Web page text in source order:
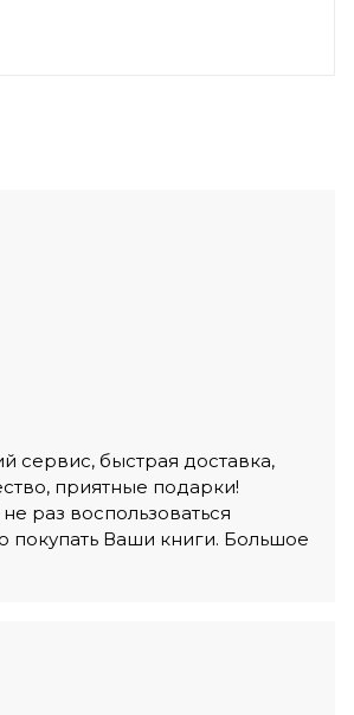
сервис, быстрая доставка,
приятные подарки!
раз воспользоваться
покупать Ваши книги. Большое